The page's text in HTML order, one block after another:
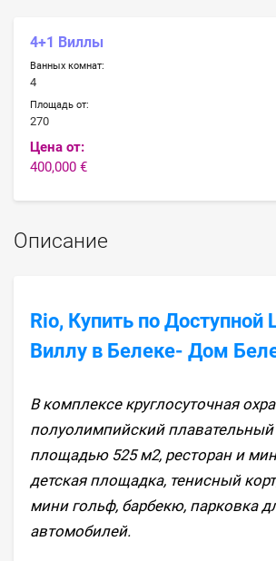
4+1 Виллы
Ванных комнат:
4
Площадь от:
270
Цена от:
400,000 €
Описание
Rio, Купить по Доступной
Виллу в Белеке- Дом
В комплексе круглосуточная
полуолимпийский плавательный
площадью 525 м2, ресторан и
детская площадка, тенисный
мини гольф, барбекю, парковка
автомобилей.